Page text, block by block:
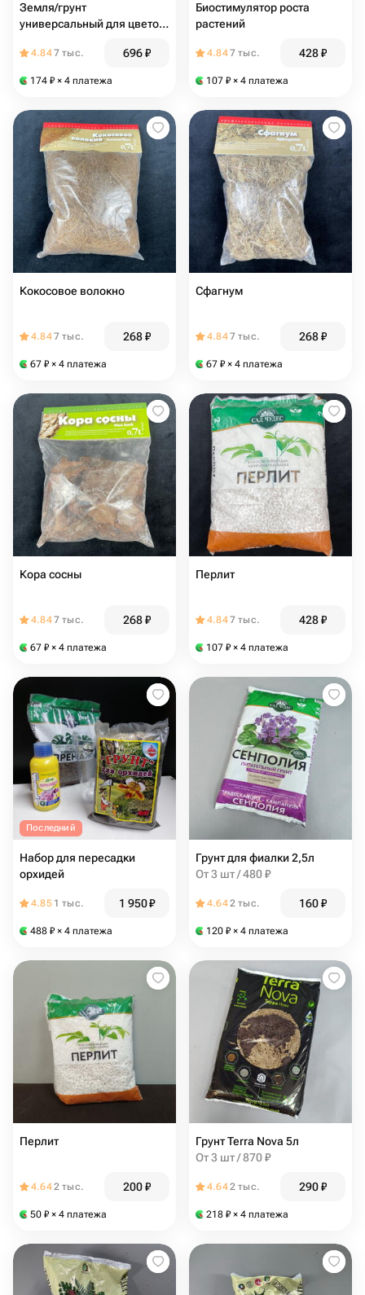
Земля/грунт
универсальный для цветов,
4.847 тыс. 696₽
174 ₽ × 4 платежа
Биостимулятор роста
растений
4.847 тыс. 428₽
107 ₽ × 4 платежа
Кокосовое волокно
4.847 тыс. 268₽
67 ₽ × 4 платежа
Сфагнум
4.847 тыс. 268₽
67 ₽ × 4 платежа
Кора сосны
4.847 тыс. 268₽
67 ₽ × 4 платежа
Перлит
4.847 тыс. 428₽
107 ₽ × 4 платежа
Последний
Набор для пересадки
орхидей
4.85 1 тыс. 1 950₽
488 ₽ × 4 платежа
Грунт для фиалки 2,5л
От 3 шт / 480 ₽
4.642 тыс. 160₽
120 ₽ × 4 платежа
Перлит
4.642 тыс. 200₽
50 ₽ × 4 платежа
Грунт Terra Nova 5л
От 3 шт / 870 ₽
4.642 тыс. 290₽
218 ₽ × 4 платежа